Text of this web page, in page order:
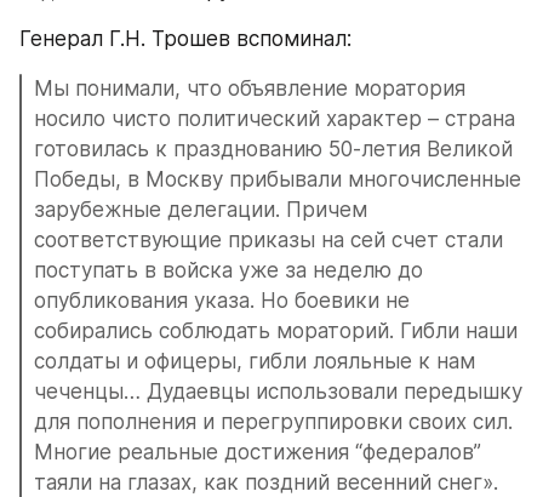
Генерал Г.Н. Трошев вспоминал:
Мы понимали, что объявление моратория
носило чисто политический характер – страна
готовилась к празднованию 50-летия Великой
Победы, в Москву прибывали многочисленные
зарубежные делегации. Причем
соответствующие приказы на сей счет стали
поступать в войска уже за неделю до
опубликования указа. Но боевики не
собирались соблюдать мораторий. Гибли наши
солдаты и офицеры, гибли лояльные к нам
чеченцы… Дудаевцы использовали передышку
для пополнения и перегруппировки своих сил.
Многие реальные достижения “федералов”
таяли на глазах, как поздний весенний снег».